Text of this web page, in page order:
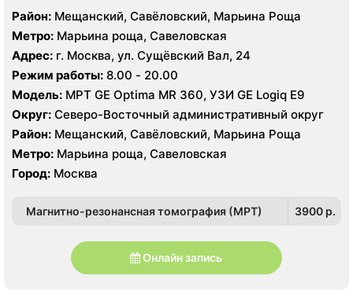
Район: Мещанский, Савёловский, Марьина Роща
Метро: Марьина роща, Савеловская
Адрес: г. Москва, ул. Сущёвский Вал, 24
Режим работы: 8.00 - 20.00
Модель: МРТ GE Optima MR 360, УЗИ GE Logiq E9
Округ: Северо-Восточный административный округ
Район: Мещанский, Савёловский, Марьина Роща
Метро: Марьина роща, Савеловская
Город: Москва
Магнитно-резонансная томография (МРТ) 3900 p.
Онлайн запись